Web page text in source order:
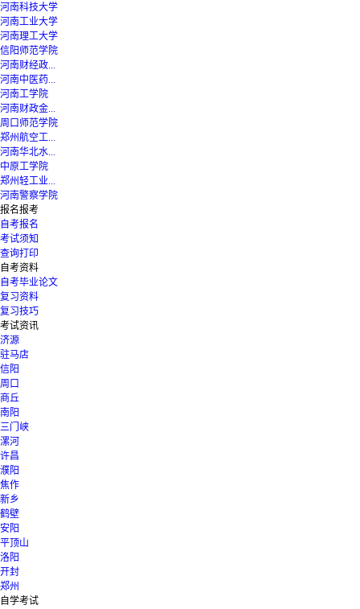
河南科技大学
河南工业大学
河南理工大学
信阳师范学院
河南财经政...
河南中医药...
河南工学院
河南财政金...
周口师范学院
郑州航空工...
河南华北水...
中原工学院
郑州轻工业...
河南警察学院
报名报考
自考报名
考试须知
查询打印
自考资料
自考毕业论文
复习资料
复习技巧
考试资讯
济源
驻马店
信阳
周口
商丘
南阳
三门峡
漯河
许昌
濮阳
焦作
新乡
鹤壁
安阳
平顶山
洛阳
开封
郑州
自学考试